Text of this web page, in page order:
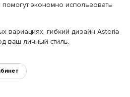
экономно использовать
вариациях, гибкий дизайн Asteria
ваш личный стиль.